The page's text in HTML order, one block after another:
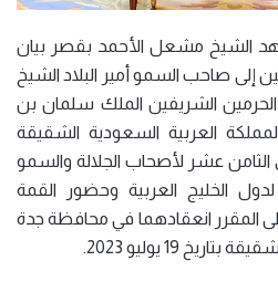
الشيخ مشعل الأحمد بقصر بيان
إلى صاحب السمو أمير البلاد الشيخ
الشريفين الملك سلمان بن
العربية السعودية الشقيقة
الثامن عشر لأصحاب الجلالة والسمو
الخليج العربية وحضور القمة
المقرر انعقادهما في محافظة جدة
19 يوليو 2023.